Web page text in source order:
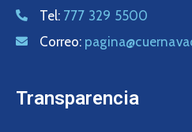
Tel: 777 329 5500
Correo:
Transparencia